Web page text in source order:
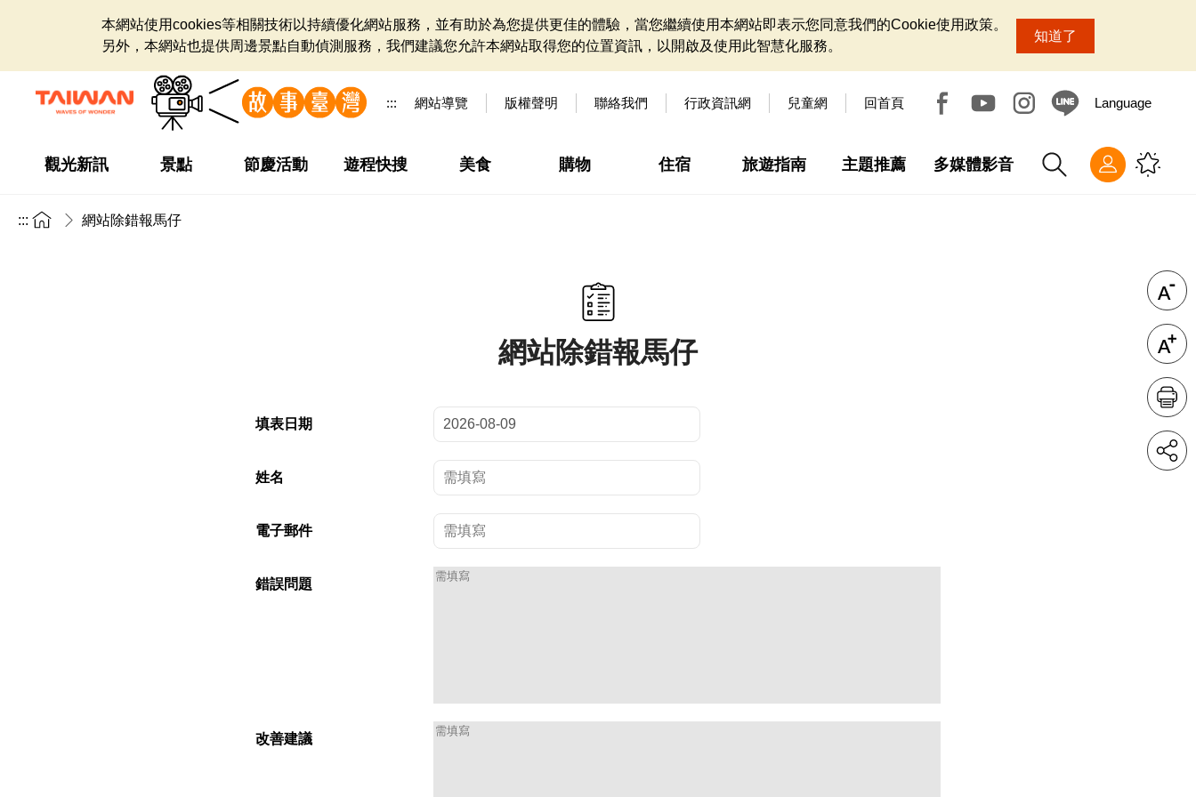
本網站使用cookies等相關技術以持續優化網站服務，並有助於為您提供更佳的體驗，當您繼續使用本網站即表示您同意我們的Cookie使用政策。
另外，本網站也提供周邊景點自動偵測服務，我們建議您允許本網站取得您的位置資訊，以開啟及使用此智慧化服務。
知道了
::: 網站導覽 版權聲明 聯絡我們 行政資訊網 兒童網 回首頁 Language
觀光新訊 景點 節慶活動 遊程快搜 美食 購物 住宿 旅遊指南 主題推薦 多媒體影音
::: 網站除錯報馬仔
網站除錯報馬仔
填表日期
姓名
電子郵件
錯誤問題
改善建議